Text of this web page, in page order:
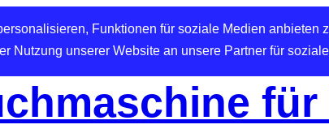
Funktionen für soziale Medien anbieten
Nutzung unserer Website an unsere Partner für
für